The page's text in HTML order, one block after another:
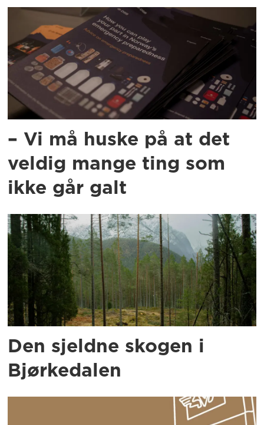
– Vi må huske på at det
veldig mange ting som
ikke går galt
Den sjeldne skogen i
Bjørkedalen